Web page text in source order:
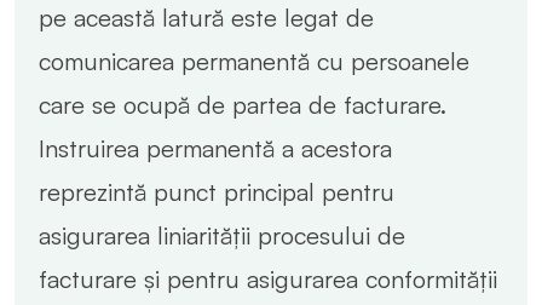
pe această latură este legat de
comunicarea permanentă cu persoanele
care se ocupă de partea de facturare.
Instruirea permanentă a acestora
reprezintă punct principal pentru
asigurarea liniarității procesului de
facturare și pentru asigurarea conformității